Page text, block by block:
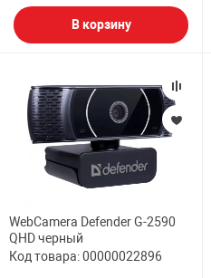
В корзину
WebCamera Defender G-2590
QHD черный
Код товара: 00000022896